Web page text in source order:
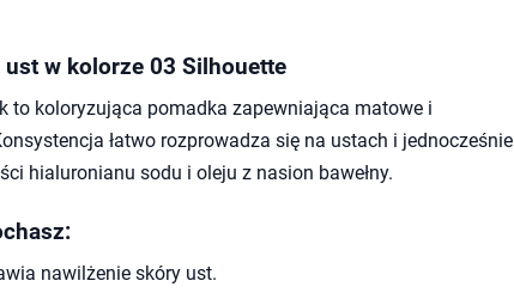
w kolorze 03 Silhouette
to koloryzująca pomadka zapewniająca matowe i
łatwo rozprowadza się na ustach i jednocześnie
hialuronianu sodu i oleju z nasion bawełny.
nawilżenie skóry ust.